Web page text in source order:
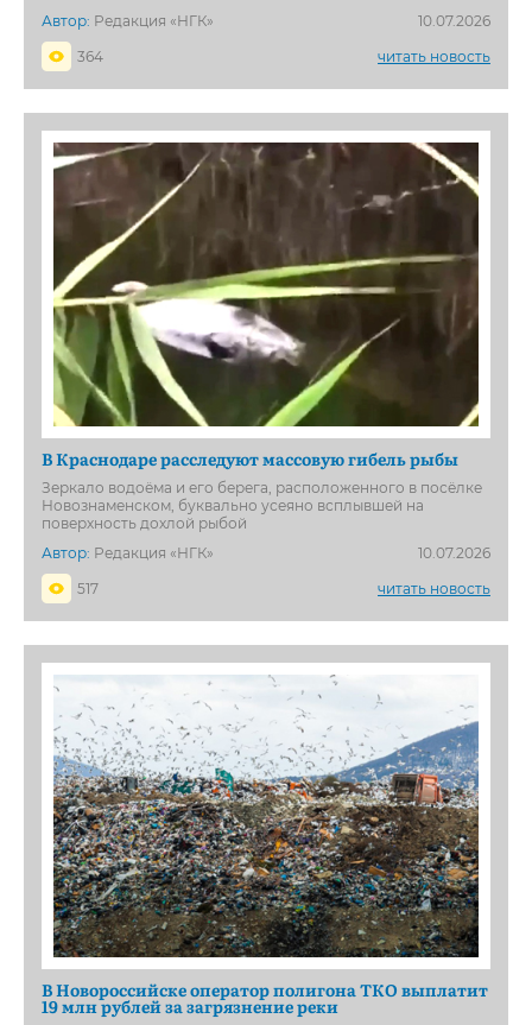
Автор: Редакция «НГК»
10.07.2026
364
читать новость
В Краснодаре расследуют массовую гибель рыбы
Зеркало водоёма и его берега, расположенного в посёлке
Новознаменском, буквально усеяно всплывшей на
поверхность дохлой рыбой
Автор: Редакция «НГК»
10.07.2026
517
читать новость
В Новороссийске оператор полигона ТКО выплатит
19 млн рублей за загрязнение реки